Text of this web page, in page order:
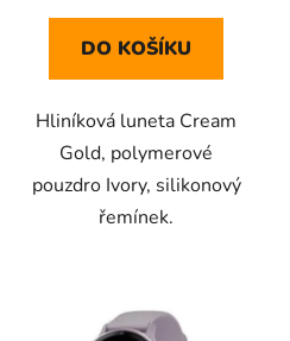
DO KOŠÍKU
Hliníková luneta Cream
Gold, polymerové
pouzdro Ivory, silikonový
řemínek.